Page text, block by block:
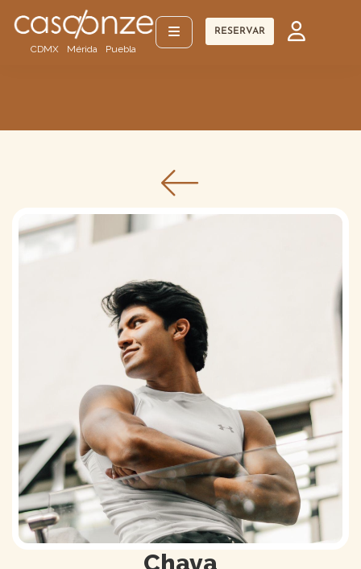
CDMX Mérida Puebla
RESERVAR
Chava